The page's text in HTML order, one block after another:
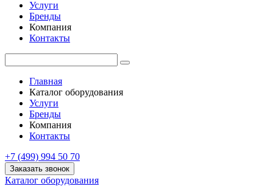
Услуги
Бренды
Компания
Контакты
Главная
Каталог оборудования
Услуги
Бренды
Компания
Контакты
+7 (499) 994 50 70
Заказать звонок
Каталог оборудования